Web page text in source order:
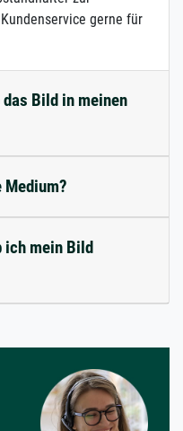
gerne für
Bild in meinen
ich mein Bild